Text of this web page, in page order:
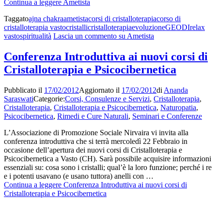
Continua a leggere Ametista
Taggatoajna chakraametistacorsi di cristalloterapiacorso di
cristalloterapia vastocristallicristalloterapiaevoluzioneGEODIrelax
vastospiritualità Lascia un commento su Ametista
Conferenza Introduttiva ai nuovi corsi di
Cristalloterapia e Psicocibernetica
Pubblicato il 17/02/2012Aggiornato il 17/02/2012di Ananda
SaraswatiCategorie:Corsi, Consulenze e Servizi, Cristalloterapia,
Cristalloterapia, Cristalloterapia e Psicocibernetica, Naturopatia,
Psicocibernetica, Rimedi e Cure Naturali, Seminari e Conferenze
L’Associazione di Promozione Sociale Nirvaira vi invita alla
conferenza introduttiva che si terrà mercoledì 22 Febbraio in
occasione dell’apertura dei nuovi corsi di Cristalloterapia e
Psicocibernetica a Vasto (CH). Sarà possibile acquisire informazioni
essenziali su: cosa sono i cristalli; qual’è la loro funzione; perché i re
e i potenti usavano (e usano tuttora) anelli con …
Continua a leggere Conferenza Introduttiva ai nuovi corsi di
Cristalloterapia e Psicocibernetica